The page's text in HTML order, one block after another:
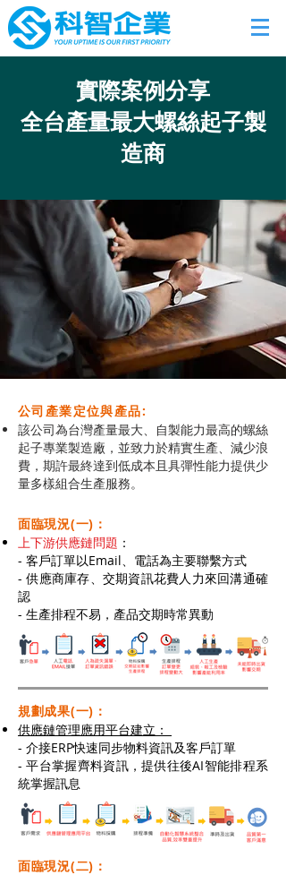
實際案例分享
​全台產量最大螺絲起子製
造商
​公司產業定位與產品:
該公司為台灣產量最大、自製能力最高的螺絲
起子專業製造廠，並致力於精實生產、減少浪
費，期許最終達到低成本且具彈性能力提供少
量多樣組合生產服務。
面臨現況(一)：
上下游供應鏈問題 ：
- 客戶訂單以Email、電話為主要聯繫方式
- 供應商庫存、交期資訊花費人力來回溝通確
認
- 生產排程不易，產品交期時常異動
規劃成果(一) ：
供應鏈管理應用平台建立：
- 介接ERP快速同步物料資訊及客戶訂單
- 平台掌握齊料資訊，提供往後AI智能排程系
統掌握訊息
面臨現況(二)：